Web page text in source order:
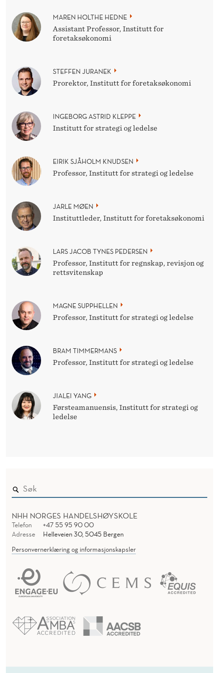
MAREN HOLTHE HEDNE
Assistant Professor, Institutt for
foretaksøkonomi
STEFFEN JURANEK
Prorektor, Institutt for foretaksøkonomi
INGEBORG ASTRID KLEPPE
Institutt for strategi og ledelse
EIRIK SJÅHOLM KNUDSEN
Professor, Institutt for strategi og ledelse
JARLE MØEN
Instituttleder, Institutt for foretaksøkonomi
LARS JACOB TYNES PEDERSEN
Professor, Institutt for regnskap, revisjon og
rettsvitenskap
MAGNE SUPPHELLEN
Professor, Institutt for strategi og ledelse
BRAM TIMMERMANS
Professor, Institutt for strategi og ledelse
JIALEI YANG
Førsteamanuensis, Institutt for strategi og
ledelse
NHH NORGES HANDELSHØYSKOLE
Telefon
+47 55 95 90 00
Adresse
Helleveien 30, 5045 Bergen
Personvernerklæring og informasjonskapsler